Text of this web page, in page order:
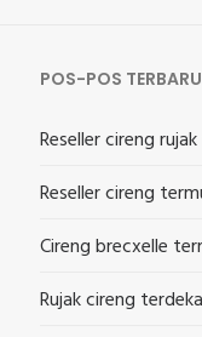
POS-POS TERBARU
Reseller cireng
Reseller cireng
Cireng brecxelle
Rujak cireng